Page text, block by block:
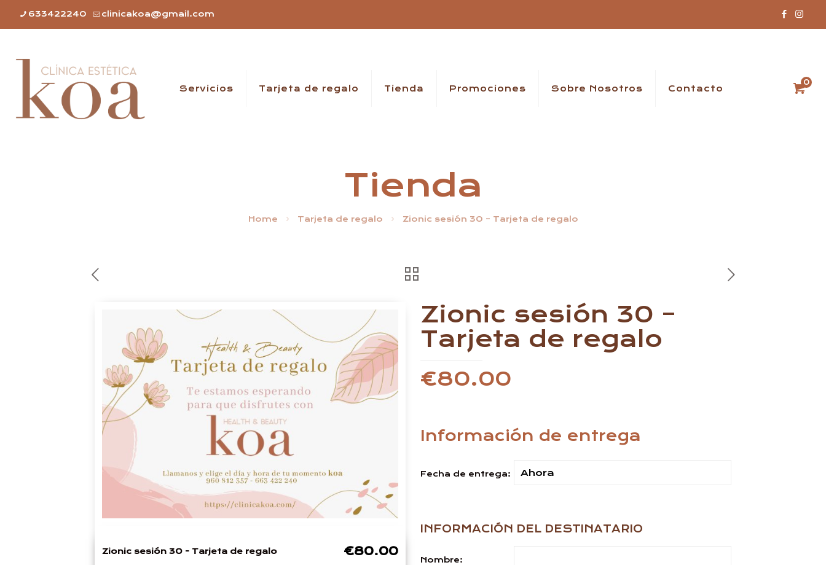
633422240 clinicakoa@gmail.com
Servicios Tarjeta de regalo Tienda Promociones Sobre Nosotros Contacto
0
Tienda
Home Tarjeta de regalo Zionic sesión 30 – Tarjeta de regalo
Zionic sesión 30 - Tarjeta de regalo €80.00
Zionic sesión 30 –
Tarjeta de regalo
€80.00
Información de entrega
Fecha de entrega:
INFORMACIÓN DEL DESTINATARIO
Nombre: